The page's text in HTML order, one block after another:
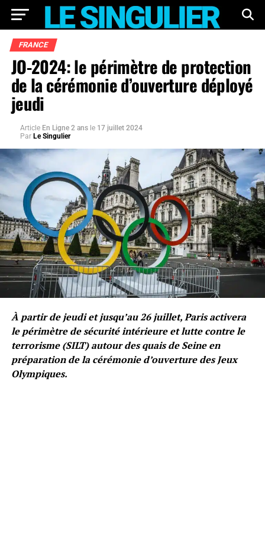
FRANCE
JO-2024: le périmètre de protection
de la cérémonie d’ouverture déployé
jeudi
Article En Ligne 2 ans le 17 juillet 2024
Par Le Singulier
À partir de jeudi et jusqu’au 26 juillet, Paris activera
le périmètre de sécurité intérieure et lutte contre le
terrorisme (SILT) autour des quais de Seine en
préparation de la cérémonie d’ouverture des Jeux
Olympiques.